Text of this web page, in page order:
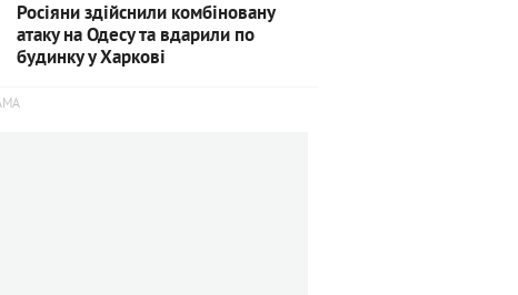
Росіяни здійснили комбіновану
атаку на Одесу та вдарили по
будинку у Харкові